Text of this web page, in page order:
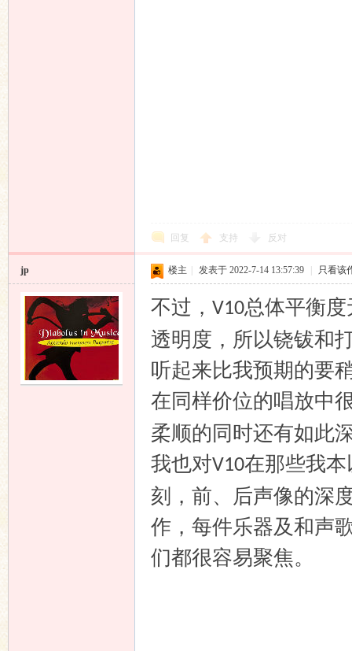
回复 支持 反对
jp 楼主 发表于 2022-7-14 13:57:39 只看该
不过， V10总体平衡
透明度，所以铙钹和
听起来比我预期的要
在同样价位的唱放中
柔顺的同时还有如此
我也对V10在那些我
刻，前、后声像的深
作，每件乐器及和声
们都很容易聚焦。